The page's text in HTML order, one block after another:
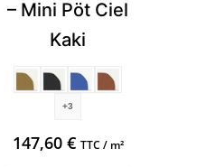
– Mini Pöt Ciel
Kaki
+3
147,60 € TTC / m²